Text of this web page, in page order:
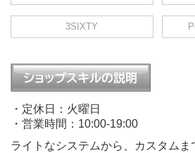
3SIXTY
・定休日：火曜日
・営業時間：10:00-19:00
ライトなシステムから、カスタム